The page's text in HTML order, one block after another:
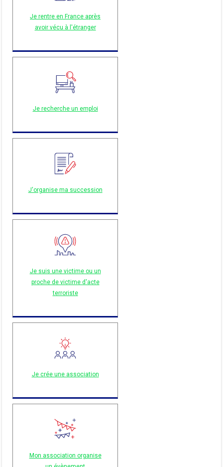
Je rentre en France après
avoir vécu à l'étranger
Je recherche un emploi
J'organise ma succession
Je suis une victime ou un
proche de victime d'acte
terroriste
Je crée une association
Mon association organise